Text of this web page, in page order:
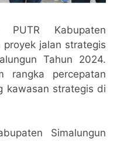
PUTR Kabupaten
proyek jalan strategis
Tahun 2024.
rangka percepatan
kawasan strategis di
Simalungun